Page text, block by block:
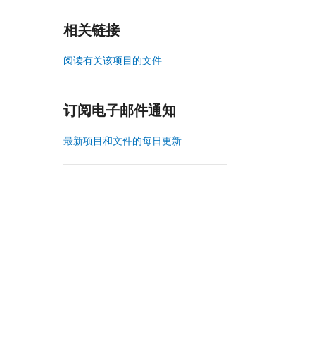
相关链接
阅读有关该项目的文件
订阅电子邮件通知
最新项目和文件的每日更新